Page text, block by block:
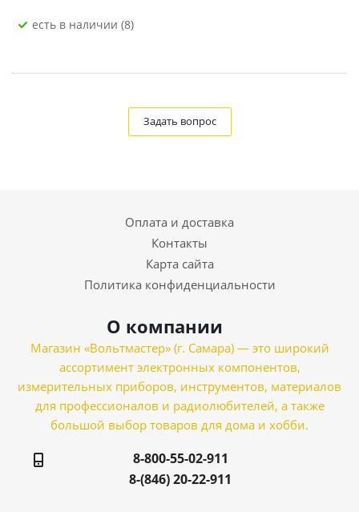
Есть в наличии (8)
Задать вопрос
Оплата и доставка
Контакты
Карта сайта
Политика конфиденциальности
О компании
Магазин «Вольтмастер» (г. Самара) — это широкий
ассортимент электронных компонентов,
измерительных приборов, инструментов, материалов
для профессионалов и радиолюбителей, а также
большой выбор товаров для дома и хобби.
8-800-55-02-911
8-(846) 20-22-911